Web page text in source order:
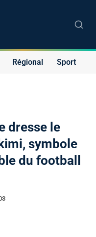
Régional Sport
dresse le
symbole
du football